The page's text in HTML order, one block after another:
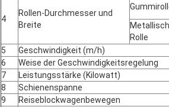
4
Rollen-Durchmesser und
Breite
Rolle
5
Geschwindigkeit (m/h)
6
Weise der Geschwindigkeitsregelung
7
Leistungsstärke (Kilowatt)
8
Schienenspanne
9
Reiseblockwagenbewegen